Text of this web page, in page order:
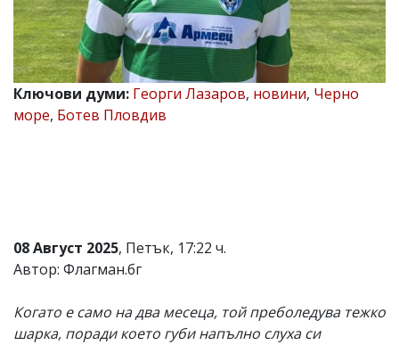
Главен
редактор:
Иван
Колев,
email:
office@flagman.bg
и
редакцията
отговорност
за
Ключови думи: Георги Лазаров, новини, Черно
море, Ботев Пловдив
08 Август 2025, Петък, 17:22 ч.
Автор: Флагман.бг
Когато е само на два месеца, той преболедува тежко
шарка, поради което губи напълно слуха си